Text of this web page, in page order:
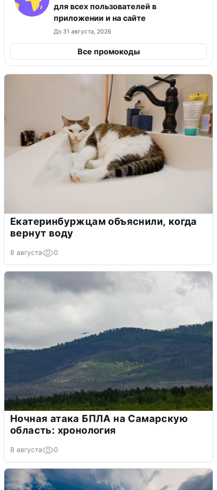
для всех пользователей в
приложении и на сайте
До 31 августа, 2026
Все промокоды
Екатеринбуржцам объяснили, когда
вернут воду
8 августа 0
Ночная атака БПЛА на Самарскую
область: хронология
8 августа 0